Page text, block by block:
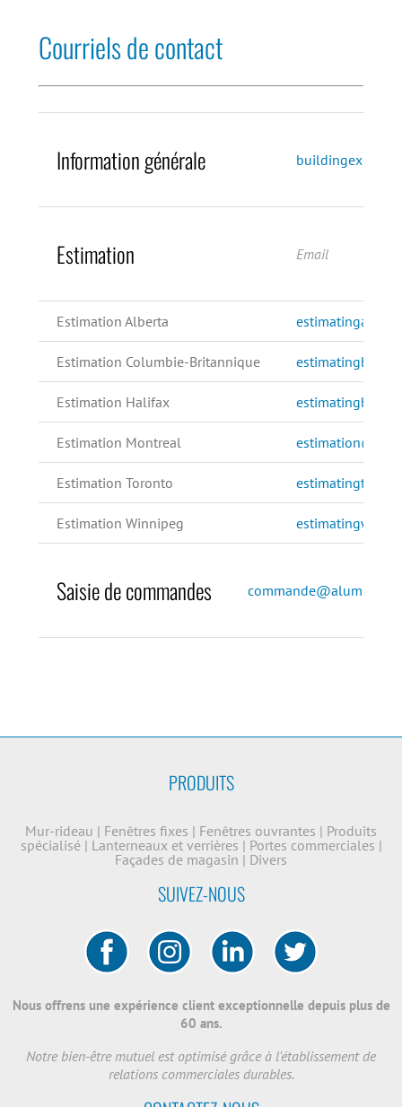
Courriels de contact
Information générale
Estimation Email
Estimation Alberta
Estimation Columbie-Britannique
Estimation Halifax
Estimation Montreal
Estimation Toronto
Estimation Winnipeg
Saisie de commandes
PRODUITS
Mur-rideau | Fenêtres fixes | Fenêtres ouvrantes | Produits
spécialisé | Lanterneaux et verrières | Portes commerciales |
Façades de magasin | Divers
SUIVEZ-NOUS
Nous offrens une expérience client exceptionnelle depuis plus de
60 ans.
Notre bien-être mutuel est optimisé grâce à l'établissement de
relations commerciales durables.